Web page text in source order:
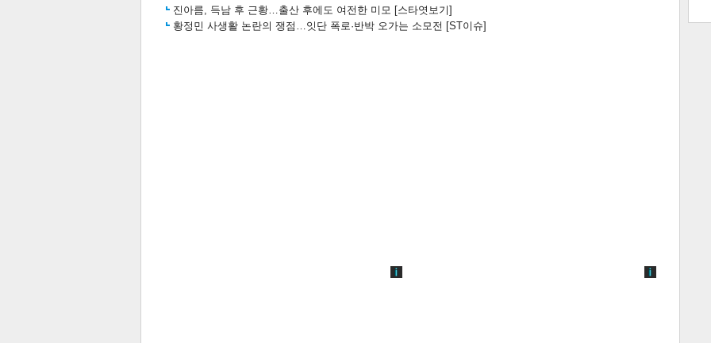
진아름, 득남 후 근황…출산 후에도 여전한 미모 [스타엿보기]
황정민 사생활 논란의 쟁점…잇단 폭로·반박 오가는 소모전 [ST이슈]